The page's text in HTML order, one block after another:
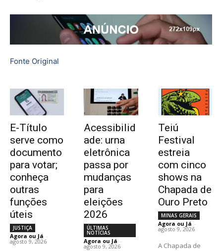
Fonte Original
E-Título
serve como
documento
para votar;
conheça
outras
funções
úteis
JUSTIÇA
Agora ou Já -
agosto 9, 2026
Acessibilid
ade: urna
eletrônica
passa por
mudanças
para
eleições
2026
ÚLTIMAS
NOTÍCIAS
Agora ou Já -
agosto 9, 2026
Teiú
Festival
estreia
com cinco
shows na
Chapada de
Ouro Preto
MINAS GERAIS
Agora ou Já -
agosto 9, 2026
A Chapada de